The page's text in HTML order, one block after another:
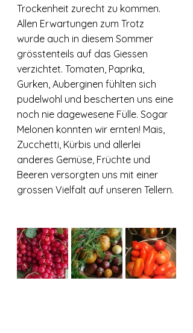
Trockenheit zurecht zu kommen.
Allen Erwartungen zum Trotz
wurde auch in diesem Sommer
grösstenteils auf das Giessen
verzichtet. Tomaten, Paprika,
Gurken, Auberginen fühlten sich
pudelwohl und bescherten uns eine
noch nie dagewesene Fülle. Sogar
Melonen konnten wir ernten! Mais,
Zucchetti, Kürbis und allerlei
anderes Gemüse, Früchte und
Beeren versorgten uns mit einer
grossen Vielfalt auf unseren Tellern.